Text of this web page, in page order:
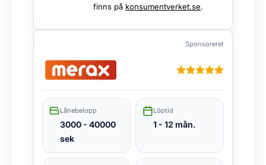
finns på konsumentverket.se.
Sponsoreret
Lånebelopp
3000 - 40000
sek
Löptid
1 - 12 mån.